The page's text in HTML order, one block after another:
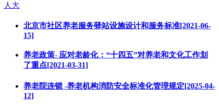
人大
北京市社区养老服务驿站设施设计和服务标准[2021-06-
15]
养老政策- 应对老龄化：“十四五”对养老和文化工作划
了重点[2021-03-31]
养老院连锁 -养老机构消防安全标准化管理规定[2025-04-
12]